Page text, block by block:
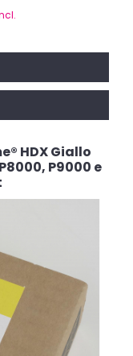
HDX Giallo
P9000 e